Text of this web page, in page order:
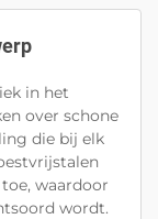
in het
over schone
die bij elk
waardoor
wordt.